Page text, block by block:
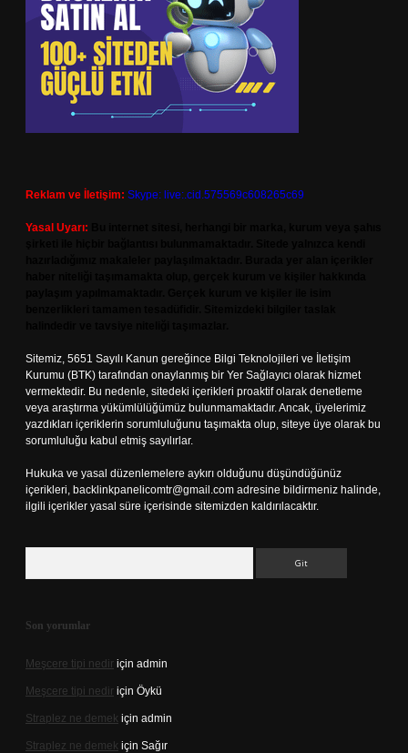
Reklam ve İletişim: Skype: live:.cid.575569c608265c69
Yasal Uyarı:
Sitemiz, 5651 Sayılı Kanun gereğince Bilgi Teknolojileri ve İletişim
Kurumu (BTK) tarafından onaylanmış bir Yer Sağlayıcı olarak hizmet
vermektedir. Bu nedenle, sitedeki içerikleri proaktif olarak denetleme
veya araştırma yükümlülüğümüz bulunmamaktadır. Ancak, üyelerimiz
yazdıkları içeriklerin sorumluluğunu taşımakta olup, siteye üye olarak bu
sorumluluğu kabul etmiş sayılırlar.
Hukuka ve yasal düzenlemelere aykırı olduğunu düşündüğünüz
içerikleri, backlinkpanelicomtr@gmail.com adresine bildirmeniz halinde,
ilgili içerikler yasal süre içerisinde sitemizden kaldırılacaktır.
Son yorumlar
Meşcere tipi nedir için admin
Meşcere tipi nedir için Öykü
Straplez ne demek için admin
Straplez ne demek için Sağır